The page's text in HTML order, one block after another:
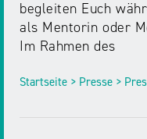
begleiten Euch
als Mentorin oder
Im Rahmen des
Startseite > Presse >